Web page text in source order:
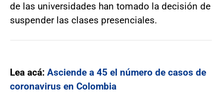
de las universidades han tomado la decisión de
suspender las clases presenciales.
Lea acá: Asciende a 45 el número de casos de
coronavirus en Colombia